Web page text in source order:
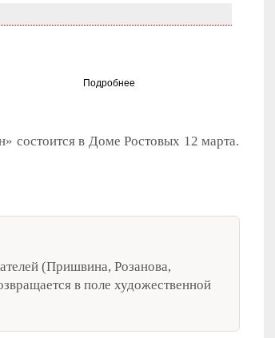
Подробнее
состоится в Доме Ростовых 12 марта.
(Пришвина, Розанова,
в поле художественной